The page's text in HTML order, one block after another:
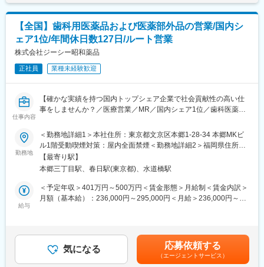
階層別の研修プログラムを用意しているため、継続的に知識習得
をする環境が整っております。
※初期研修期間中は会社で手配するビジネスホテルに宿泊していた
だきます。
・マネージャー、本社部門など、長期的に多くのキャリアパスが
例）GROWプログラム：短期間にて他部署の業務体験が可能／社
内公募制度：職種、セクター間の異動を行える制度
変更の範囲：会社の定める業務
◇保守（保守契約・点検契約）
◇整備（保守に含まない部品等の交換）
◇修理（故障オンコールを受け訪問し復旧）
■取扱う医療機器
MRI装置、CT装置、X線撮影装置、超音波診断装置、骨密度測定
装置等
病院、クリニック等の医療機関
お客様が満足する製品・サービス・ソリューションを提供するこ
とで、医療業界の課題を解決し人々の健康や豊かな生活に貢献す
ることができます。
■教育制度：
千葉県柏市にある研修施設でサービスエンジニアとしての研修実
施の場合があります。また、ビジネス基礎力向上のため富士フイ
変更の範囲：会社の定める業務
【全国】歯科用医薬品および医薬部外品の営業/国内シ
ェア1位/年間休日数127日/ルート営業
株式会社ジーシー昭和薬品
正社員 業種未経験歓迎
仕事内容
【確かな実績を持つ国内トップシェア企業で社会貢献性の高い仕
事をしませんか？／医療営業／MR／国内シェア1位／歯科医薬品
■業務内容：
医薬品、医療機器、医薬部外品等の製造販売を行う当社にて、以
下の業務をご担当いただきます。
※入社直後からいきなり営業活動から始めるわけではなく、先輩社
員の方の同席から行っていただけます。
を既にお付き合いのある既存の販売代理店、歯科医院、および病
院へルート営業を行っていただきます。
勤務地
＜勤務地詳細1＞本社住所：東京都文京区本郷1-28-34 本郷MKビ
ル1階受動喫煙対策：屋内全面禁煙＜勤務地詳細2＞福岡県住所：
福岡県 受動喫煙対策：屋内全面禁煙＜勤務地詳細3＞名古屋住
所：愛知県名古屋市 受動喫煙対策：屋内全面禁煙変更の範囲：会
【最寄り駅】
本郷三丁目駅、春日駅(東京都)、水道橋駅
給与
＜予定年収＞401万円～500万円＜賃金形態＞月給制＜賃金内訳＞
月額（基本給）：236,000円～295,000円＜月給＞236,000円～
務評価により変動します。賃金はあくまでも目安の金額であり、
選考を通じて上下する可能性があります。月給(月額)は固定手当を
含めた表記です。
気になる 応募依頼する
（エージェントサービス）